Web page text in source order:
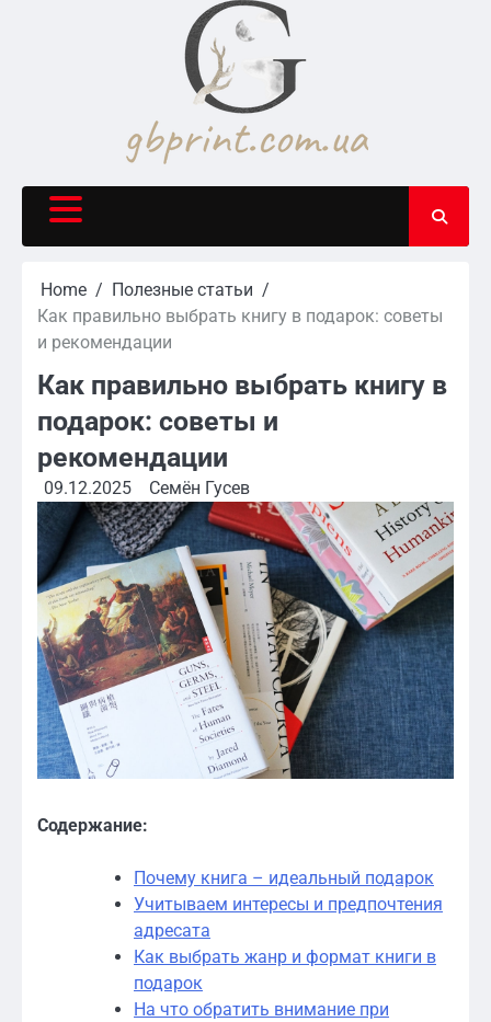
Home
Полезные статьи
Как правильно выбрать книгу в подарок: советы
и рекомендации
Как правильно выбрать книгу в
подарок: советы и
рекомендации
09.12.2025 Семён Гусев
Содержание:
Почему книга – идеальный подарок
Учитываем интересы и предпочтения
адресата
Как выбрать жанр и формат книги в
подарок
На что обратить внимание при